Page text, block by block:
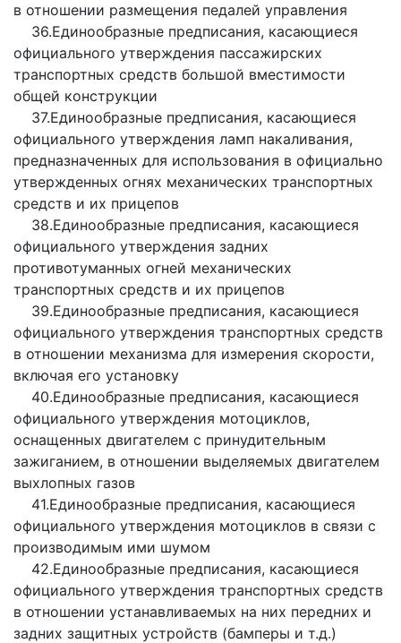
в отношении размещения педалей управления
36.Единообразные предписания, касающиеся
официального утверждения пассажирских
транспортных средств большой вместимости
общей конструкции
37.Единообразные предписания, касающиеся
официального утверждения ламп накаливания,
предназначенных для использования в официально
утвержденных огнях механических транспортных
средств и их прицепов
38.Единообразные предписания, касающиеся
официального утверждения задних
противотуманных огней механических
транспортных средств и их прицепов
39.Единообразные предписания, касающиеся
официального утверждения транспортных средств
в отношении механизма для измерения скорости,
включая его установку
40.Единообразные предписания, касающиеся
официального утверждения мотоциклов,
оснащенных двигателем с принудительным
зажиганием, в отношении выделяемых двигателем
выхлопных газов
41.Единообразные предписания, касающиеся
официального утверждения мотоциклов в связи с
производимым ими шумом
42.Единообразные предписания, касающиеся
официального утверждения транспортных средств
в отношении устанавливаемых на них передних и
задних защитных устройств (бамперы и т.д.)